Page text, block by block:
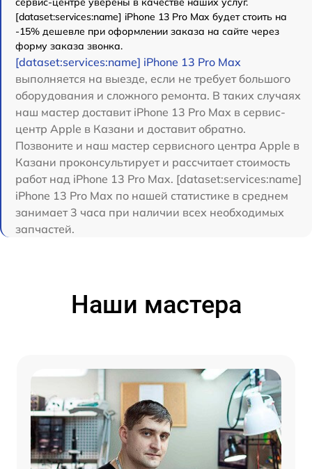
[dataset:services:name] iPhone 13 Pro Max будет стоить на
-15% дешевле при оформлении заказа на сайте через
форму заказа звонка.
[dataset:services:name] iPhone 13 Pro Max
выполняется на выезде, если не требует большого
оборудования и сложного ремонта. В таких случаях
наш мастер доставит iPhone 13 Pro Max в сервис-
центр Apple в Казани и доставит обратно.
Позвоните и наш мастер сервисного центра Apple в
Казани проконсультирует и рассчитает стоимость
работ над iPhone 13 Pro Max. [dataset:services:name]
iPhone 13 Pro Max по нашей статистике в среднем
занимает 3 часа при наличии всех необходимых
запчастей.
Наши мастера